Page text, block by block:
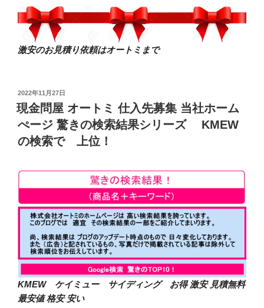
激安のお見積り依頼はオートミまで
投
稿
日:
2022年11月27日
現金問屋 オートミ 仕入先募集 当社ホーム
ぺージ 驚きの検索結果シリーズ KMEW
の検索で 上位！
KMEW ケイミュー サイディング お得 激安 見積無料
最安値 格安 安い